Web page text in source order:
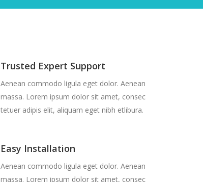
Trusted Expert Support
Aenean commodo ligula eget dolor. Aenean
massa. Lorem ipsum dolor sit amet, consec
tetuer adipis elit, aliquam eget nibh etlibura.
Easy Installation
Aenean commodo ligula eget dolor. Aenean
massa. Lorem ipsum dolor sit amet, consec